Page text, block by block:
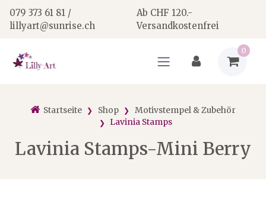
079 373 61 81 /
lillyart@sunrise.ch
Ab CHF 120.-
Versandkostenfrei
0
Startseite Shop
Motivstempel & Zubehör
Lavinia Stamps
Lavinia Stamps-Mini Berry